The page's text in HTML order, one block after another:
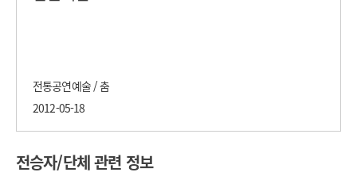
전통공연예술 / 춤
2012-05-18
전승자/단체 관련 정보